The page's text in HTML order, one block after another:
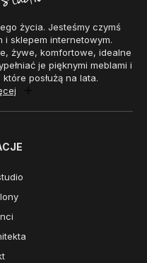
życia. Jesteśmy czymś
i sklepem internetowym.
żywe, komfortowe, idealne
je pięknymi meblami i
posłużą na lata.